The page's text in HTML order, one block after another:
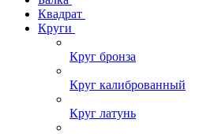
Квадрат
Круги
Круг бронза
Круг калиброванный
Круг латунь